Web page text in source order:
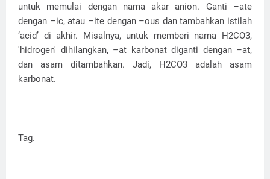
untuk memulai dengan nama akar anion. Ganti –ate
dengan –ic, atau –ite dengan –ous dan tambahkan istilah
‘acid’ di akhir. Misalnya, untuk memberi nama H2CO3,
'hidrogen' dihilangkan, –at karbonat diganti dengan –at,
dan asam ditambahkan. Jadi, H2CO3 adalah asam
karbonat.
Tag.